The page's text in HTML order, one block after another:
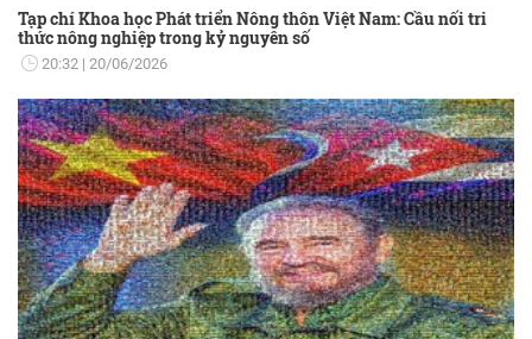
Tạp chí Khoa học Phát triển Nông thôn Việt Nam: Cầu nối tri
thức nông nghiệp trong kỷ nguyên số
20:32 20/06/2026